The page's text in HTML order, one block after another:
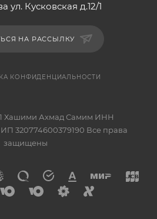
ул. Кусковская д.12/1
НА РАССЫЛКУ
КОНФИДЕНЦИАЛЬНОСТИ
Хашими Ахмад Самим ИНН
320774600379190 Все права
защищены